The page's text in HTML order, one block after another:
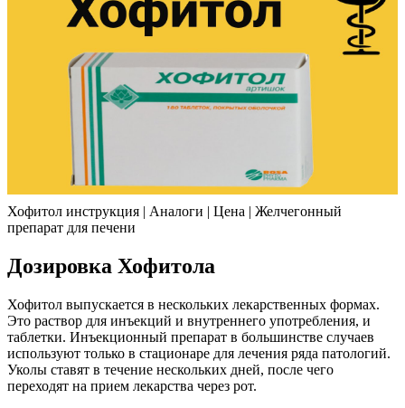
Хофитол инструкция | Аналоги | Цена | Желчегонный
препарат для печени
Дозировка Хофитола
Хофитол выпускается в нескольких лекарственных формах.
Это раствор для инъекций и внутреннего употребления, и
таблетки. Инъекционный препарат в большинстве случаев
используют только в стационаре для лечения ряда патологий.
Уколы ставят в течение нескольких дней, после чего
переходят на прием лекарства через рот.